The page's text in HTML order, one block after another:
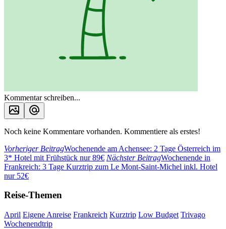
Kommentar schreiben...
Noch keine Kommentare vorhanden. Kommentiere als erstes!
Vorheriger BeitragWochenende am Achensee: 2 Tage Österreich im
3* Hotel mit Frühstück nur 89€ Nächster BeitragWochenende in
Frankreich: 3 Tage Kurztrip zum Le Mont-Saint-Michel inkl. Hotel
nur 52€
Reise-Themen
April Eigene Anreise Frankreich Kurztrip Low Budget Trivago
Wochenendtrip